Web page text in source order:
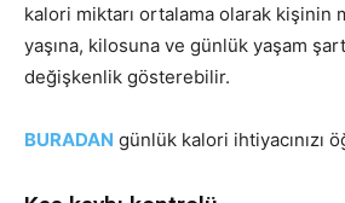
kalori miktarı ortalama olarak kişinin
yaşına, kilosuna ve günlük yaşam
değişkenlik gösterebilir.
BURADAN günlük kalori ihtiyacınızı